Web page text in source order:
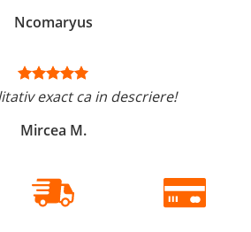
Ncomaryus
exact ca in descriere!
Mircea M.